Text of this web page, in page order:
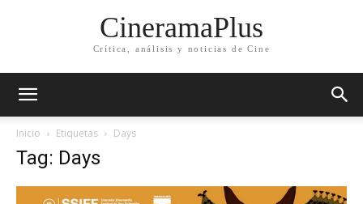
CineramaPlus
Crítica, análisis y noticias de Cine
Inicio Etiquetas Days
Tag: Days